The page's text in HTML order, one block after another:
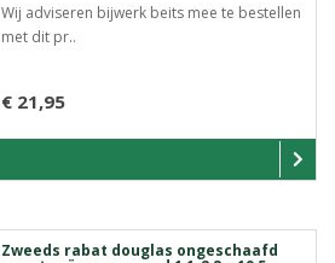
Wij adviseren bijwerk beits mee te bestellen
met dit pr..
€ 21,95
Zweeds rabat douglas ongeschaafd